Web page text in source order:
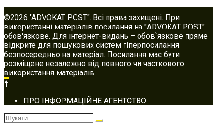
©2026 "ADVOKAT POST". Всі права захищені. При
використанні матеріалів посилання на "ADVOKAT POST"
обов'язкове. Для інтернет-видань – обов`язкове пряме
відкрите для пошукових систем гіперпосилання
безпосередньо на матеріал. Посилання має бути
розміщене незалежно від повного чи часткового
використання матеріалів.
Footer
navigation
ПРО ІНФОРМАЦІЙНЕ АГЕНТСТВО
Шукати: